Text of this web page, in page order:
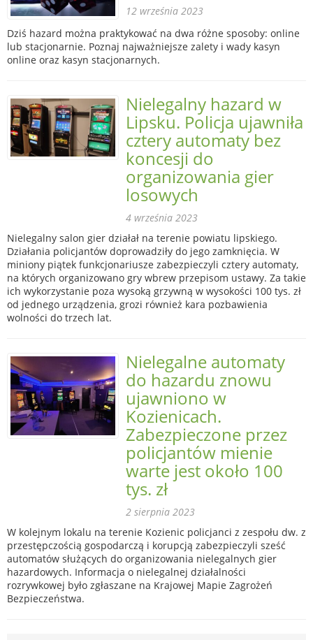
12 września 2023
Dziś hazard można praktykować na dwa różne sposoby: online
lub stacjonarnie. Poznaj najważniejsze zalety i wady kasyn
online oraz kasyn stacjonarnych.
Nielegalny hazard w
Lipsku. Policja ujawniła
cztery automaty bez
koncesji do
organizowania gier
losowych
4 września 2023
Nielegalny salon gier działał na terenie powiatu lipskiego.
Działania policjantów doprowadziły do jego zamknięcia. W
miniony piątek funkcjonariusze zabezpieczyli cztery automaty,
na których organizowano gry wbrew przepisom ustawy. Za takie
ich wykorzystanie poza wysoką grzywną w wysokości 100 tys. zł
od jednego urządzenia, grozi również kara pozbawienia
wolności do trzech lat.
Nielegalne automaty
do hazardu znowu
ujawniono w
Kozienicach.
Zabezpieczone przez
policjantów mienie
warte jest około 100
tys. zł
2 sierpnia 2023
W kolejnym lokalu na terenie Kozienic policjanci z zespołu dw. z
przestępczością gospodarczą i korupcją zabezpieczyli sześć
automatów służących do organizowania nielegalnych gier
hazardowych. Informacja o nielegalnej działalności
rozrywkowej było zgłaszane na Krajowej Mapie Zagrożeń
Bezpieczeństwa.